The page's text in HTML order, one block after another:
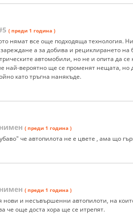
( преди 1 година )
нямат все още подходяща технология.
зареждане а за добива и рециклирането
автомобили, но не и опита да се
най-вероятно ще се променят нещата, но
като тръгна нанякъде.
( преди 1 година )
че автопилота не е цвете , ама що
( преди 1 година )
нови и несъвършенни автопилоти, на
че още доста хора ще се итрепят.